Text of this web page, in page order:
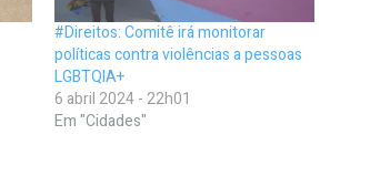
#Direitos: Comitê irá monitorar
políticas contra violências a pessoas
LGBTQIA+
6 abril 2024 - 22h01
Em "Cidades"